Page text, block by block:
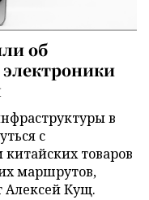
об
в
с
товаров
маршрутов,
Алексей Кущ.